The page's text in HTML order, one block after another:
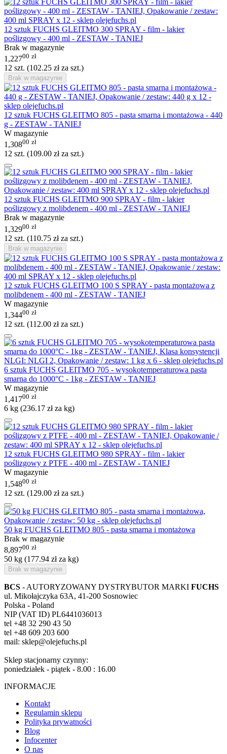
12 sztuk FUCHS GLEITMO 300 SPRAY - film - lakier
poślizgowy - 400 ml - ZESTAW - TANIEJ
Brak w magazynie
1,22700 zł
12 szt. (102.25 złza szt.)
Brak w magazynie
12 sztuk FUCHS GLEITMO 805 - pasta smarna i montażowa - 440
g - ZESTAW - TANIEJ
W magazynie
1,30800 zł
12 szt. (109.00 złza szt.)
12 sztuk FUCHS GLEITMO 900 SPRAY - film - lakier
poślizgowy z molibdenem - 400 ml - ZESTAW - TANIEJ
Brak w magazynie
1,32900 zł
12 szt. (110.75 złza szt.)
Brak w magazynie
12 sztuk FUCHS GLEITMO 100 S SPRAY - pasta montażowa z
molibdenem - 400 ml - ZESTAW - TANIEJ
W magazynie
1,34400 zł
12 szt. (112.00 złza szt.)
6 sztuk FUCHS GLEITMO 705 - wysokotemperaturowa pasta
smarna do 1000°C - 1kg - ZESTAW - TANIEJ
W magazynie
1,41700 zł
6 kg (236.17 złza kg)
12 sztuk FUCHS GLEITMO 980 SPRAY - film - lakier
poślizgowy z PTFE - 400 ml - ZESTAW - TANIEJ
W magazynie
1,54800 zł
12 szt. (129.00 złza szt.)
50 kg FUCHS GLEITMO 805 - pasta smarna i montażowa
Brak w magazynie
8,89700 zł
50 kg (177.94 złza kg)
Brak w magazynie
BCS - AUTORYZOWANY DYSTRYBUTOR MARKI FUCHS
ul. Mikołajczyka 63A, 41-200 Sosnowiec
Polska - Poland
NIP (VAT ID) PL6441036013
tel +48 32 290 43 50
tel +48 609 203 600
mail: sklep@olejefuchs.pl
Sklep stacjonarny czynny:
poniedziałek - piątek - 8.00 : 16.00
INFORMACJE
Kontakt
Regulamin sklepu
Polityka prywatności
Blog
Infocenter
O nas